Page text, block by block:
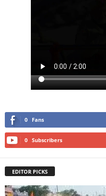
0 Fans
0 Subscribers
EDITOR PICKS